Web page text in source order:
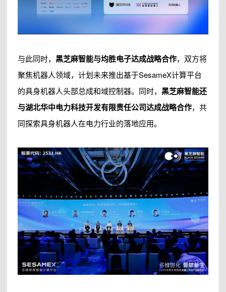
与此同时， 黑芝麻智能与均胜电子达成战略合作，双方将
聚焦机器人领域，计划未来推出基于SesameX计算平台
的具身机器人头部总成和域控制器。同时， 黑芝麻智能还
与湖北华中电力科技开发有限责任公司达成战略合作，共
同探索具身机器人在电力行业的落地应用。